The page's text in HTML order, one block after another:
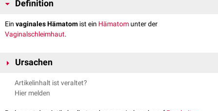
Definition
Ein vaginales Hämatom ist ein Hämatom unter der
Vaginalschleimhaut.
Ursachen
Das vaginale Hämatom kann eine Komplikation bei der
Zangengeburt
Artikelinhalt ist veraltet?
Hier melden